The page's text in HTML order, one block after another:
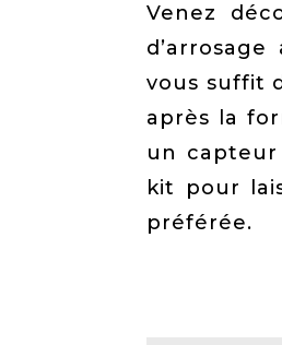
Venez
vous suffit
après la
un
kit pour
préférée.